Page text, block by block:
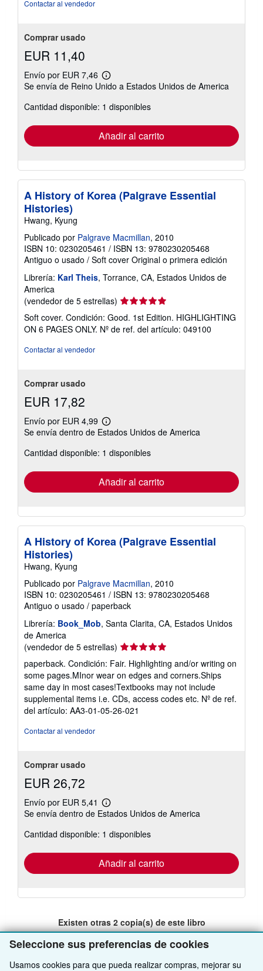
Seleccione sus preferencias de cookies
Usamos cookies para que pueda realizar compras, mejorar su
Contactar al vendedor
Comprar usado
EUR 11,40
Envío por EUR 7,46
Más
información
las
tarifas
envío
Se envía de Reino Unido a Estados Unidos de America
Cantidad disponible: 1 disponibles
Añadir al carrito
A History of Korea (Palgrave Essential
Histories)
Hwang, Kyung
Publicado por Palgrave Macmillan, 2010
ISBN 10: 0230205461 / ISBN 13: 9780230205468
Antiguo o usado / Soft cover Original o primera edición
Librería: Karl Theis, Torrance, CA, Estados Unidos de
America
(vendedor de 5 estrellas) Calificación
del
vendedor:
5
Soft cover. Condición: Good. 1st Edition. HIGHLIGHTING
ON 6 PAGES ONLY. Nº de ref. del artículo: 049100
Contactar al vendedor
Comprar usado
EUR 17,82
Envío por EUR 4,99
Más
información
las
tarifas
envío
Se envía dentro de Estados Unidos de America
Cantidad disponible: 1 disponibles
Añadir al carrito
A History of Korea (Palgrave Essential
Histories)
Hwang, Kyung
Publicado por Palgrave Macmillan, 2010
ISBN 10: 0230205461 / ISBN 13: 9780230205468
Antiguo o usado / paperback
Librería: Book_Mob, Santa Clarita, CA, Estados Unidos
de America
(vendedor de 5 estrellas) Calificación
del
vendedor:
5
de
5
estrellas
paperback. Condición: Fair. Highlighting and/or writing on
some pages.MInor wear on edges and corners.Ships
same day in most cases!Textbooks may not include
supplemental items i.e. CDs, access codes etc. Nº de ref.
del artículo: AA3-01-05-26-021
Contactar al vendedor
Comprar usado
EUR 26,72
Envío por EUR 5,41
Más
información
las
tarifas
envío
Se envía dentro de Estados Unidos de America
Cantidad disponible: 1 disponibles
Añadir al carrito
Existen otras 2copia(s) de este libro
Ver todos los resultados de su búsqueda